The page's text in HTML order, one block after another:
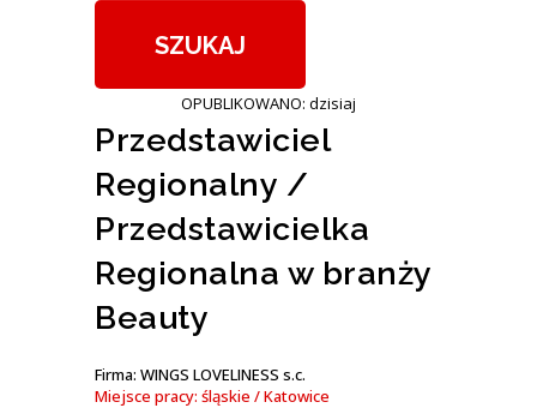
OPUBLIKOWANO: dzisiaj
Przedstawiciel
Regionalny /
Przedstawicielka
Regionalna w branży
Beauty
Firma: WINGS LOVELINESS s.c.
Miejsce pracy: śląskie / Katowice